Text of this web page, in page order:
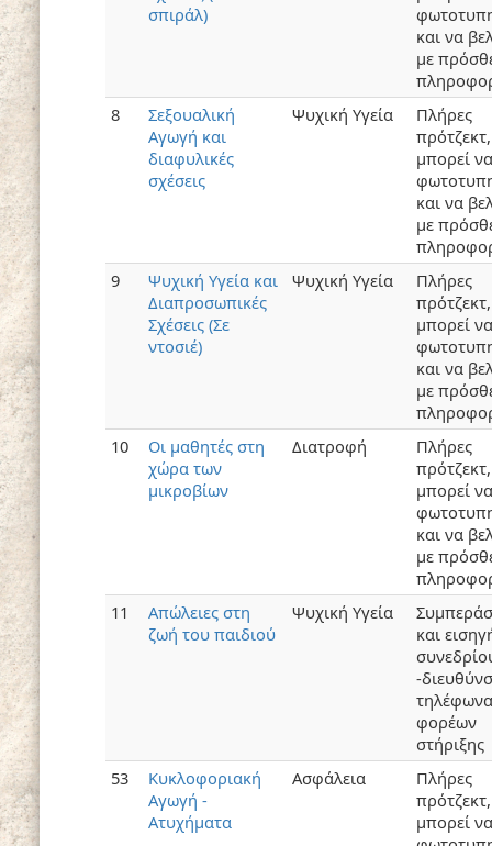
σπιράλ)
και να
με
8
Σεξουαλική
Αγωγή και
διαφυλικές
σχέσεις
Ψυχική Υγεία
Πλήρες
πρότζεκτ,
μπορεί να
και να
με
9
Ψυχική Υγεία και
Διαπροσωπικές
Σχέσεις (Σε
ντοσιέ)
Ψυχική Υγεία
Πλήρες
πρότζεκτ,
μπορεί να
και να
με
10
Οι μαθητές στη
χώρα των
μικροβίων
Διατροφή
Πλήρες
πρότζεκτ,
μπορεί να
και να
με
11
Απώλειες στη
ζωή του παιδιού
Ψυχική Υγεία
και
-
τηλέφωνα
φορέων
στήριξης
53
Κυκλοφοριακή
Αγωγή -
Ατυχήματα
Ασφάλεια
Πλήρες
πρότζεκτ,
μπορεί να